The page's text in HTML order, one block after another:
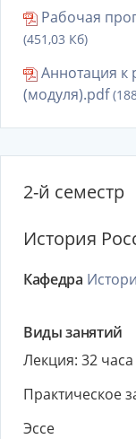
Рабочая
(451,03 Кб)
Аннотация
(модуля).pdf
2-й семестр
История
Кафедра
Виды занятий
Лекция: 32 часа
Практическое
Эссе